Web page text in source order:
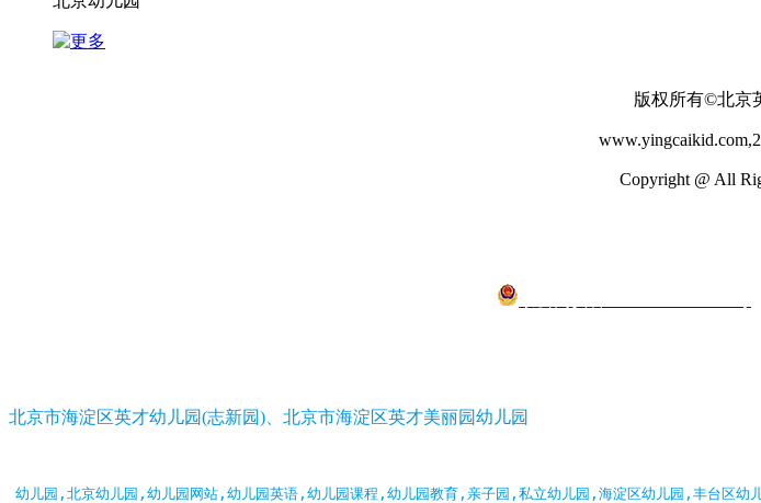
版权所有©北京
Copyright @ All
北京市海淀区英才幼儿园(志新园)、北京市海淀区英才美丽园幼儿园
幼儿园,北京幼儿园,幼儿园网站,幼儿园英语,幼儿园课程,幼儿园教育,亲子园,私立幼儿园,海淀区幼儿园,丰台区